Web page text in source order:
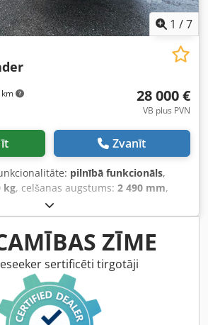
1 /7
28 000 €
VB plus PVN
Zvanīt
pilnībā funkcionāls,
kg, celšanas augstums: 2 490 mm,
, darbības stundas:
būvniecības augstums:2 500 mm,
Motor, konstrukcijas platums:
25 Tehniskais stāvoklis: normāls
Akumulatora stāvoklis: normāls
ZĪME
sertificēti tirgotāji